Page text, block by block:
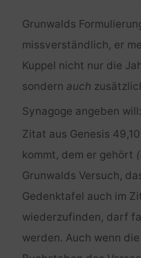
Grunwalds
missverständlich, er
Kuppel nicht nur die
sondern auch
Synagoge angeben will:
Zitat aus Genesis
kommt, dem er gehört
Grunwalds Versuch,
Gedenktafel auch im
wiederzufinden, darf
werden. Auch wenn